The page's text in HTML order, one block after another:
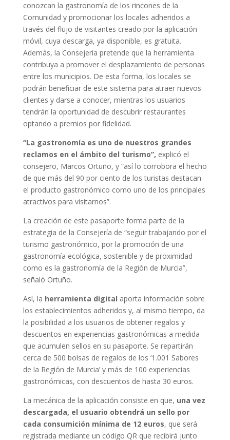
conozcan la gastronomía de los rincones de la
Comunidad y promocionar los locales adheridos a
través del flujo de visitantes creado por la aplicación
móvil, cuya descarga, ya disponible, es gratuita.
Además, la Consejería pretende que la herramienta
contribuya a promover el desplazamiento de personas
entre los municipios. De esta forma, los locales se
podrán beneficiar de este sistema para atraer nuevos
clientes y darse a conocer, mientras los usuarios
tendrán la oportunidad de descubrir restaurantes
optando a premios por fidelidad.
“La gastronomía es uno de nuestros grandes
reclamos en el ámbito del turismo”, explicó el
consejero, Marcos Ortuño, y “así lo corrobora el hecho
de que más del 90 por ciento de los turistas destacan
el producto gastronómico como uno de los principales
atractivos para visitarnos”.
La creación de este pasaporte forma parte de la
estrategia de la Consejería de “seguir trabajando por el
turismo gastronómico, por la promoción de una
gastronomía ecológica, sostenible y de proximidad
como es la gastronomía de la Región de Murcia”,
señaló Ortuño.
Así, la herramienta digital aporta información sobre
los establecimientos adheridos y, al mismo tiempo, da
la posibilidad a los usuarios de obtener regalos y
descuentos en experiencias gastronómicas a medida
que acumulen sellos en su pasaporte. Se repartirán
cerca de 500 bolsas de regalos de los ‘1.001 Sabores
de la Región de Murcia’ y más de 100 experiencias
gastronómicas, con descuentos de hasta 30 euros.
La mecánica de la aplicación consiste en que, una vez
descargada, el usuario obtendrá un sello por
cada consumición mínima de 12 euros, que será
registrada mediante un código QR que recibirá junto